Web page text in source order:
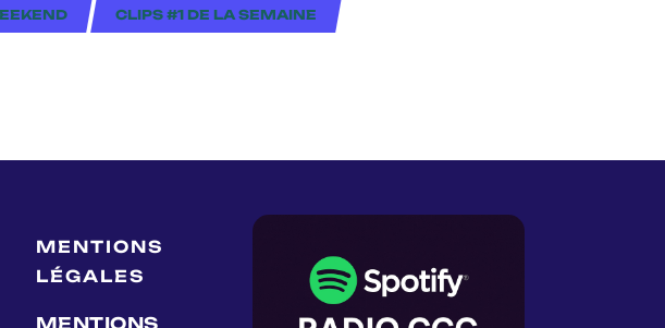
CLIPS #1 DE LA SEMAINE
MENTIONS
LÉGALES
MENTIONS